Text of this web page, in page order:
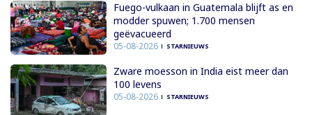
Fuego-vulkaan in Guatemala blijft as en
modder spuwen; 1.700 mensen
geëvacueerd
05-08-2026 STARNIEUWS
Zware moesson in India eist meer dan
100 levens
05-08-2026 STARNIEUWS